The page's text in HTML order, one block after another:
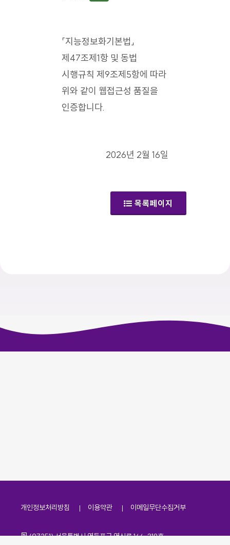
「지능정보화기본법」
제47조제1항 및 동법
시행규칙 제9조제5항에 따라
위와 같이 웹접근성 품질을
인증합니다.
2026년 2월 16일
목록페이지
개인정보처리방침 이용약관 이메일무단수집거부
주소
(07251) 서울특별시 영등포구 영신로 166, 319호